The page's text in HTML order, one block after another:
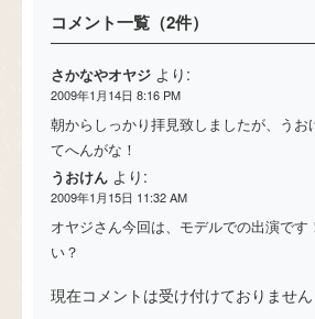
コメント一覧（2件）
さかなやオヤジ より:
2009年1月14日 8:16 PM
朝からしっかり拝見致しましたが、うお
てへんがな！
うおけん より:
2009年1月15日 11:32 AM
オヤジさん今回は、モデルでの出演です
い？
現在コメントは受け付けておりません